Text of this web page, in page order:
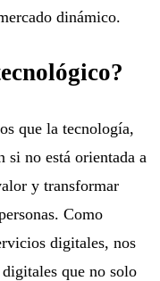
dinámico.
que la tecnología,
no está orientada a
y transformar
Como
digitales, nos
que no solo